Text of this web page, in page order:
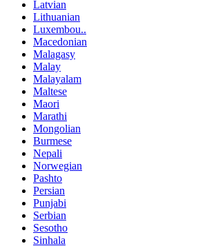
Latvian
Lithuanian
Luxembou..
Macedonian
Malagasy
Malay
Malayalam
Maltese
Maori
Marathi
Mongolian
Burmese
Nepali
Norwegian
Pashto
Persian
Punjabi
Serbian
Sesotho
Sinhala